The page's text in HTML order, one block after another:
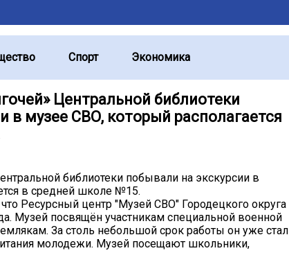
Спорт Экономика
Центральной библиотеки
в музее СВО, который располагается
библиотеки побывали на экскурсии в
в средней школе №15.
Ресурсный центр "Музей СВО" Городецкого округа
Музей посвящён участникам специальной военной
За столь небольшой срок работы он уже стал
молодежи. Музей посещают школьники,